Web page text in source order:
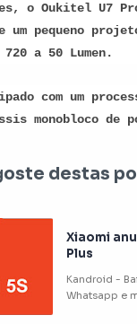
o Oukitel U7
um pequeno
720 a 50 Lumen.
com um
monobloco de
destas
Xiaomi
Plus